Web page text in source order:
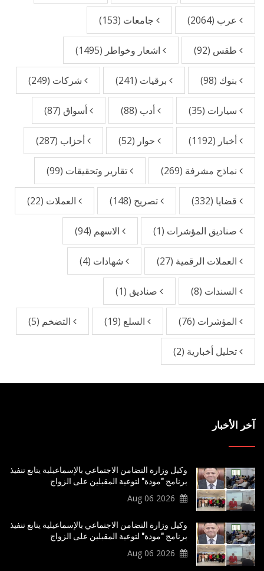
عرب (2064) جامعات (153)
طقس (92) اشعار وخواطر (1495)
بنوك (98) برقيات (241) شركات (249)
سيارات (35) أدب (88) أسواق (87)
أخبار (1192) حوار (52) أحزاب (287)
نماذج مشرفة (269) تقارير وتحقيقات (99)
قضايا (332) تصريح (148) العملات (22)
صناديق المؤشرات (1) الاسهم (94)
العملات الرقمية (27) شهادات (4)
السندات (8) صناديق (1)
المؤشرات (76) السلع (19) التضخم (5)
تحليل أخبارية (2)
آخر الأخبار
وكيل وزارة التضامن الاجتماعي بالإسماعيلية يتابع تنفيذ
برنامج "مودة" لتوعية المقبلين على الزواج
2026 Aug 06
وكيل وزارة التضامن الاجتماعي بالإسماعيلية يتابع تنفيذ
برنامج "مودة" لتوعية المقبلين على الزواج
2026 Aug 06